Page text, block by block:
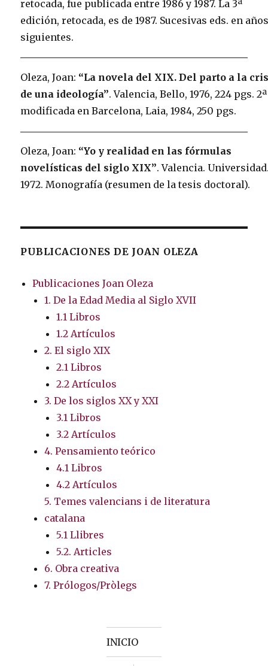
retocada, fue publicada entre 1986 y 1987. La 3ª
edición, retocada, es de 1987. Sucesivas eds. en
siguientes.
Oleza, Joan: “La novela del XIX. Del parto a la
de una ideología”. Valencia, Bello, 1976, 224 pgs.
modificada en Barcelona, Laia, 1984, 250 pgs.
Oleza, Joan: “Yo y realidad en las fórmulas
novelísticas del siglo XIX”. Valencia.
1972. Monografía (resumen de la tesis doctoral).
PUBLICACIONES DE JOAN OLEZA
Publicaciones Joan Oleza
1. De la Edad Media al Siglo XVII
1.1 Libros
1.2 Artículos
2. El siglo XIX
2.1 Libros
2.2 Artículos
3. De los siglos XX y XXI
3.1 Libros
3.2 Artículos
4. Pensamiento teórico
4.1 Libros
4.2 Artículos
5. Temes valencians i de literatura
catalana
5.1 Llibres
5.2. Articles
6. Obra creativa
7. Prólogos/Pròlegs
INICIO